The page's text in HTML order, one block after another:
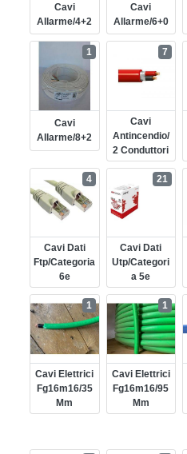
Cavi
Allarme/4+2
Cavi
Allarme/6+0
Cavi
Allarme/8+2
1
Cavi
Antincendio/
2 Conduttori
7
Cavi Dati
Ftp/categoria
6e
4
Cavi Dati
Utp/categori
A 5e
21
Cavi Elettrici
Fg16m16/35
Mm
1
Cavi Elettrici
Fg16m16/95
Mm
1